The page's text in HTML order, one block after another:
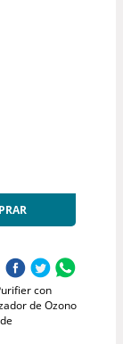
con
de Ozono